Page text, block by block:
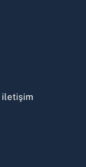
iletişim